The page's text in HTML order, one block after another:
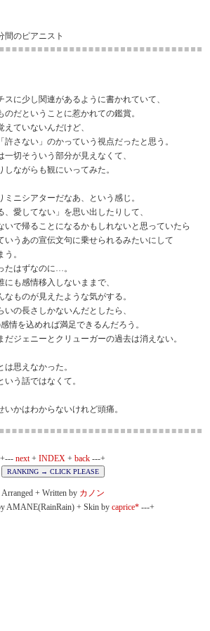
間のピアニスト
に少し関連があるように書かれていて、
だということに惹かれての鑑賞。
ていないんだけど、
さない」のかっていう視点だったと思う。
切そういう部分が見えなくて、
ながらも観にいってみた。
ニシアターだなあ、という感じ。
愛してない」を思い出したりして、
いで帰ることになるかもしれないと思っていたら
いうあの宣伝文句に乗せられるみたいにして
。
たはずなのに…。
も感情移入しないままで、
ものが見えたような気がする。
いの長さしかないんだとしたら、
情を込めれば満足できるんだろう。
ジェニーとクリューガーの過去は消えない。
思えなかった。
う話ではなくて。
かはわからないけれど頭痛。
+--- next+ INDEX + back ---+
Arranged + Written by カノン
AMANE(RainRain) + Skin by caprice*---+